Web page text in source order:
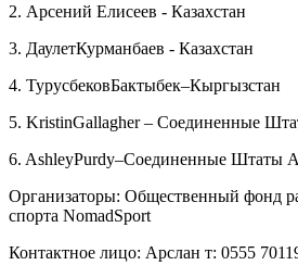
2. Арсений Елисеев - Казахстан
3. ДаулетКурманбаев - Казахстан
4. ТурусбековБактыбек–Кыргызстан
5. KristinGallagher – Соединенные
6. AshleyPurdy–Соединенные Штаты
Организаторы: Общественный фонд
спорта NomadSport
Контактное лицо: Арслан т: 0555